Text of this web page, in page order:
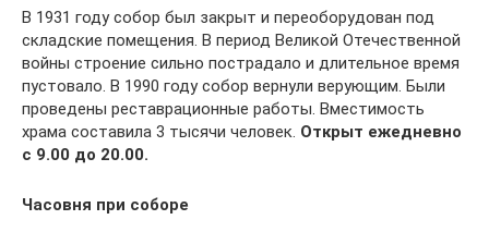
В 1931 году собор был закрыт и переоборудован под
складские помещения. В период Великой Отечественной
войны строение сильно пострадало и длительное время
пустовало. В 1990 году собор вернули верующим. Были
проведены реставрационные работы. Вместимость
храма составила 3 тысячи человек. Открыт ежедневно
с 9.00 до 20.00.
Часовня при соборе